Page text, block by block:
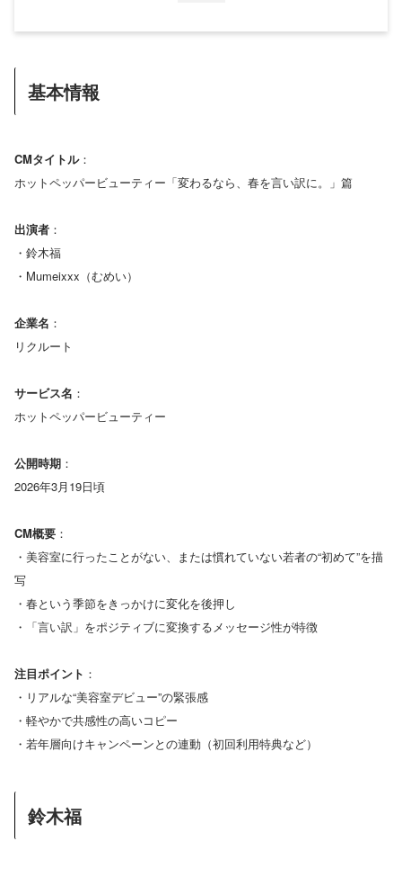
基本情報
CMタイトル：
ホットペッパービューティー「変わるなら、春を言い訳に。」篇
出演者 ：
・鈴木福
・Mumeixxx（むめい）
企業名 ：
リクルート
サービス名 ：
ホットペッパービューティー
公開時期 ：
2026年3月19日頃
CM概要 ：
・美容室に行ったことがない、または慣れていない若者の“初めて”を描
写
・春という季節をきっかけに変化を後押し
・「言い訳」をポジティブに変換するメッセージ性が特徴
注目ポイント ：
・リアルな“美容室デビュー”の緊張感
・軽やかで共感性の高いコピー
・若年層向けキャンペーンとの連動（初回利用特典など）
鈴木福